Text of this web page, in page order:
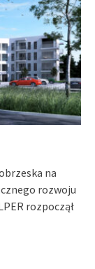
na
rozwoju
rozpoczął